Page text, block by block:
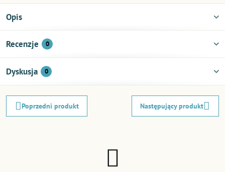
Opis
Recenzje 0
Dyskusja 0
Poprzedni produkt Następujący produkt